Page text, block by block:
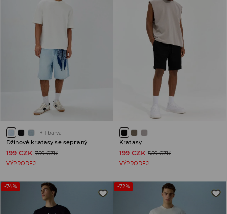
+ 1 barva
Džínové kraťasy se sepraným efektem
199 CZK 759 CZK
VÝPRODEJ
Kraťasy
199 CZK 559 CZK
VÝPRODEJ
-74% -72%